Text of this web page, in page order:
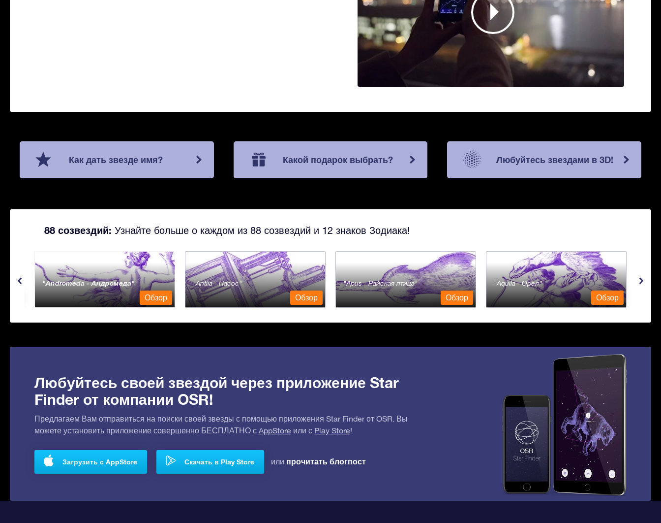
Как дать звезде имя? Какой подарок выбрать? Любуйтесь звездами в 3D!
88 созвездий: Узнайте больше о каждом из 88 созвездий и 12 знаков Зодиака!
Andromeda - Андромеда
Обзор
Antlia - Насос
Обзор
Apus - Райская птица
Обзор
Aquila - Орел
Обзор
Любуйтесь своей звездой через приложение Star
Finder от компании OSR!
Предлагаем Вам отправиться на поиски своей звезды с помощью приложения Star Finder от OSR. Вы
можете установить приложение совершенно БЕСПЛАТНО с AppStore или с Play Store!
Загрузить с AppStore Скачать в Play Store или прочитать блогпост